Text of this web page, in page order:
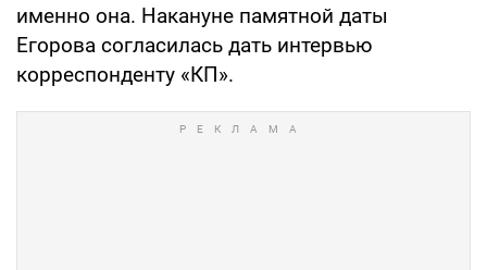
именно она. Накануне памятной даты
Егорова согласилась дать интервью
корреспонденту «КП».